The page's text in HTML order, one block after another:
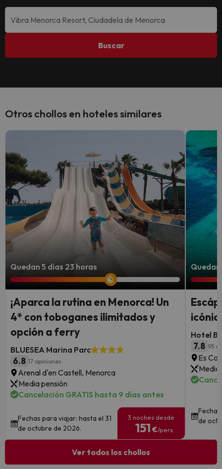
Buscar
Otros chollos en hoteles similares
Quedan 5 días 23 horas
¡Aparca la rutina en Menorca! Un
4* con toboganes ilimitados y
opción a ferry
BLUESEA Marina Parc
6.8 17 opiniones
Arenal d'en Castell, Menorca
Media pensión
Cancelación GRATIS hasta 9 días antes
Fechas para viajar: hasta el 31
de octubre de 2026.
3 noches desde
151 €/pers.
Quedan
Hotel
7.8 95
Es
Media
de
Ver todos los chollos